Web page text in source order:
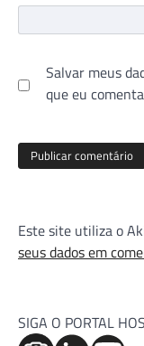
Salvar meus
que eu
Este site utiliza o
seus dados em
SIGA O PORTAL